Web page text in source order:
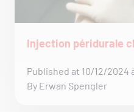
Injection péridurale
Published at 10/12/2024
By Erwan Spengler